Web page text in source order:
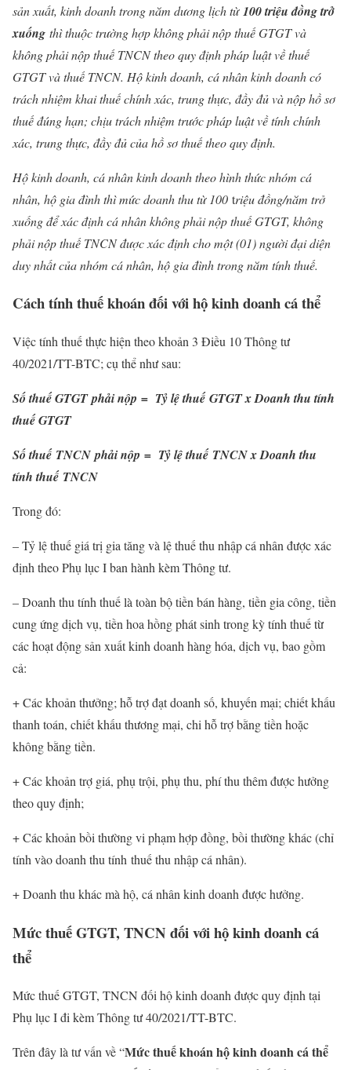
sản xuất, kinh doanh trong năm dương lịch từ100 triệu đồng trở
xuống thì thuộc trường hợp không phải nộp thuế GTGT và
không phải nộp thuế TNCN theo quy định pháp luật về thuế
GTGT và thuế TNCN. Hộ kinh doanh, cá nhân kinh doanh có
trách nhiệm khai thuế chính xác, trung thực, đầy đủ và nộp hồ sơ
thuế đúng hạn; chịu trách nhiệm trước pháp luật về tính chính
xác, trung thực, đầy đủ của hồ sơ thuế theo quy định.
Hộ kinh doanh, cá nhân kinh doanh theo hình thức nhóm cá
nhân, hộ gia đình thì mức doanh thu từ 100 triệu đồng/năm trở
xuống để xác định cá nhân không phải nộp thuế GTGT, không
phải nộp thuế TNCN được xác định cho một (01) người đại diện
duy nhất của nhóm cá nhân, hộ gia đình trong năm tính thuế.
Cách tính thuế khoán đối với hộ kinh doanh cá thể
Việc tính thuế thực hiện theo khoản 3 Điều 10 Thông tư
40/2021/TT-BTC; cụ thể như sau:
Số thuế GTGT phải nộp = Tỷ lệ thuế GTGT x Doanh thu tính
thuế GTGT
Số thuế TNCN phải nộp = Tỷ lệ thuế TNCN x Doanh thu
tính thuế TNCN
Trong đó:
– Tỷ lệ thuế giá trị gia tăng và lệ thuế thu nhập cá nhân được xác
định theo Phụ lục I ban hành kèm Thông tư.
– Doanh thu tính thuế là toàn bộ tiền bán hàng, tiền gia công, tiền
cung ứng dịch vụ, tiền hoa hồng phát sinh trong kỳ tính thuế từ
các hoạt động sản xuất kinh doanh hàng hóa, dịch vụ, bao gồm
cả:
+ Các khoản thưởng; hỗ trợ đạt doanh số, khuyến mại; chiết khấu
thanh toán, chiết khấu thương mại, chi hỗ trợ bằng tiền hoặc
không bằng tiền.
+ Các khoản trợ giá, phụ trội, phụ thu, phí thu thêm được hưởng
theo quy định;
+ Các khoản bồi thường vi phạm hợp đồng, bồi thường khác (chỉ
tính vào doanh thu tính thuế thu nhập cá nhân).
+ Doanh thu khác mà hộ, cá nhân kinh doanh được hưởng.
Mức thuế GTGT, TNCN đối với hộ kinh doanh cá
thể
Mức thuế GTGT, TNCN đối hộ kinh doanh được quy định tại
Phụ lục I đi kèm Thông tư 40/2021/TT-BTC.
Trên đây là tư vấn về “Mức thuế khoán hộ kinh doanh cá thể